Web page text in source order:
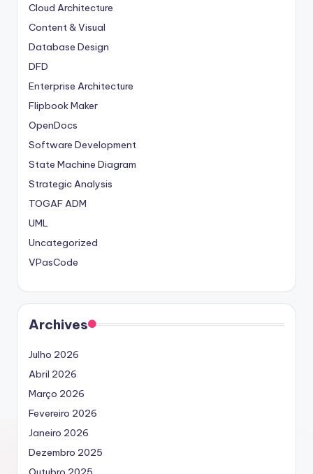
Cloud Architecture
Content & Visual
Database Design
DFD
Enterprise Architecture
Flipbook Maker
OpenDocs
Software Development
State Machine Diagram
Strategic Analysis
TOGAF ADM
UML
Uncategorized
VPasCode
Archives
Julho 2026
Abril 2026
Março 2026
Fevereiro 2026
Janeiro 2026
Dezembro 2025